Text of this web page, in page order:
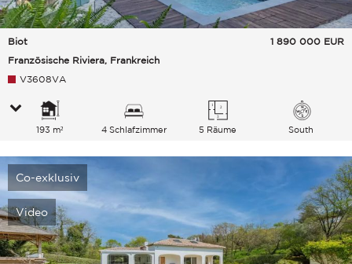
Biot
Französische Riviera, Frankreich
1 890 000 EUR
V3608VA
193 m² 4 Schlafzimmer 5 Räume South
Co-exklusiv
Video